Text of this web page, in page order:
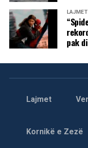
LAJMET
pak
Lajmet
Kornikë e Zezë